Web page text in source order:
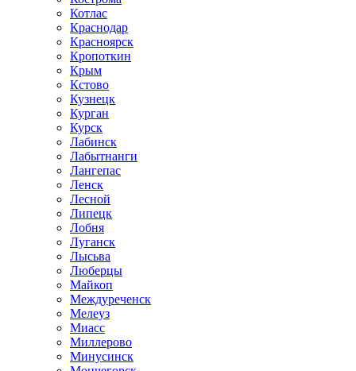
Котлас
Краснодар
Красноярск
Кропоткин
Крым
Кстово
Кузнецк
Курган
Курск
Лабинск
Лабытнанги
Лангепас
Ленск
Лесной
Липецк
Лобня
Луганск
Лысьва
Люберцы
Майкоп
Междуреченск
Мелеуз
Миасс
Миллерово
Минусинск